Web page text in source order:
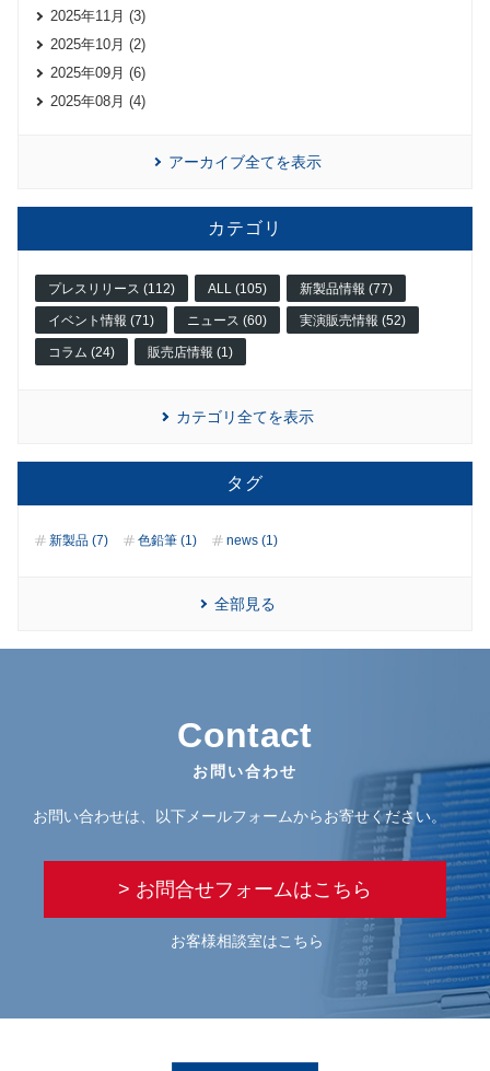
2025年11月 (3)
2025年10月 (2)
2025年09月 (6)
2025年08月 (4)
アーカイブ全てを表示
カテゴリ
プレスリリース (112) ALL (105) 新製品情報 (77)
イベント情報 (71) ニュース (60) 実演販売情報 (52)
コラム (24) 販売店情報 (1)
カテゴリ全てを表示
タグ
新製品 (7) 色鉛筆 (1) news (1)
全部見る
Contact
お問い合わせ
お問い合わせは、以下メールフォームからお寄せください。
> お問合せフォームはこちら
お客様相談室はこちら